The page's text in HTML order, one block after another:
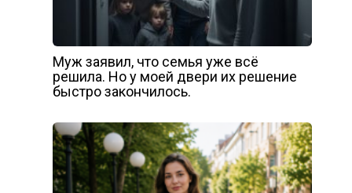
Муж заявил, что семья уже всё
решила. Но у моей двери их решение
быстро закончилось.